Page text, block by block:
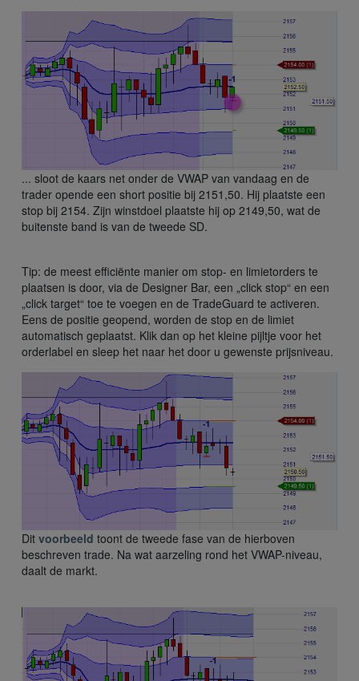
... sloot de kaars net onder de VWAP van vandaag en de
trader opende een short positie bij 2151,50. Hij plaatste een
stop bij 2154. Zijn winstdoel plaatste hij op 2149,50, wat de
buitenste band is van de tweede SD.
Tip: de meest efficiënte manier om stop- en limietorders te
plaatsen is door, via de Designer Bar, een „click stop“ en een
„click target“ toe te voegen en de TradeGuard te activeren.
Eens de positie geopend, worden de stop en de limiet
automatisch geplaatst. Klik dan op het kleine pijltje voor het
orderlabel en sleep het naar het door u gewenste prijsniveau.
Dit voorbeeld toont de tweede fase van de hierboven
beschreven trade. Na wat aarzeling rond het VWAP-niveau,
daalt de markt.